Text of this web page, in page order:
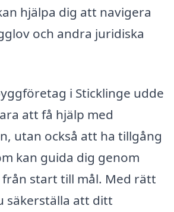
hjälpa dig att navigera
och andra juridiska
i Sticklinge udde
att få hjälp med
utan också att ha tillgång
kan guida dig genom
start till mål. Med rätt
säkerställa att ditt